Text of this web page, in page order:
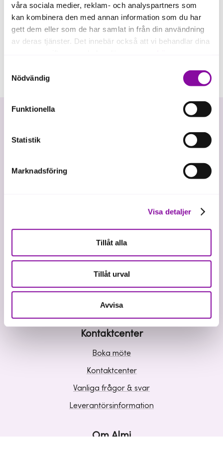
våra sociala medier, reklam- och analyspartners som
kan kombinera den med annan information som du har
gett dem eller som de har samlat in från din användning
av deras tjänster. Det innebär också att vi behandlar dina
Om du klickar på avvisa kommer användning av kakor
eller delning av information enligt ovan, inte att ske,
förutom för kakor som är nödvändiga för att hemsidan
ska fungera se mer under inställningar.
Nödvändig
Funktionella
Statistik
Marknadsföring
Visa detaljer
Tillåt alla
Tillåt urval
Avvisa
Våra tjänster
Riskkapital
Affärsutveckling
Kunskap och inspiration
Kontaktcenter
Boka möte
Kontaktcenter
Vanliga frågor & svar
Leverantörsinformation
Om Almi